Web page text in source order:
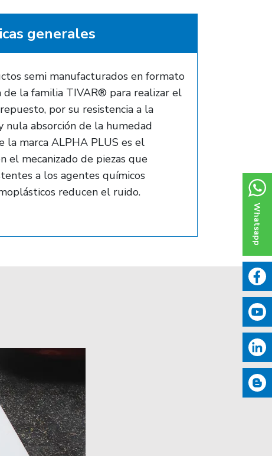
Whatsapp
generales
semi manufacturados en formato
de la familia TIVAR® para realizar el
por su resistencia a la
nula absorción de la humedad
la marca ALPHA PLUS es el
el mecanizado de piezas que
a los agentes químicos
reducen el ruido.